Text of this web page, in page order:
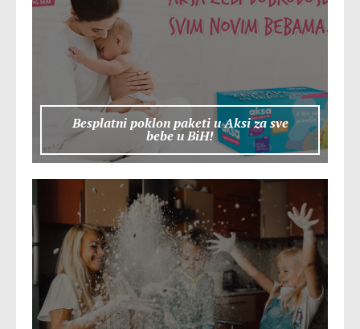
Besplatni poklon paketi u Aksi za sve
bebe u BiH!